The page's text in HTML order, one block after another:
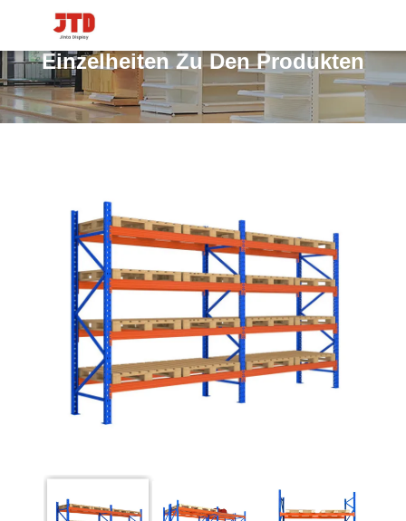
Einzelheiten Zu Den Produkten